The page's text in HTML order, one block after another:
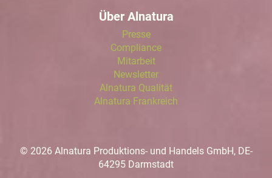
Über Alnatura
Presse
Compliance
Mitarbeit
Newsletter
Alnatura Qualität
Alnatura Frankreich
© 2026 Alnatura Produktions- und Handels GmbH, DE-
64295 Darmstadt